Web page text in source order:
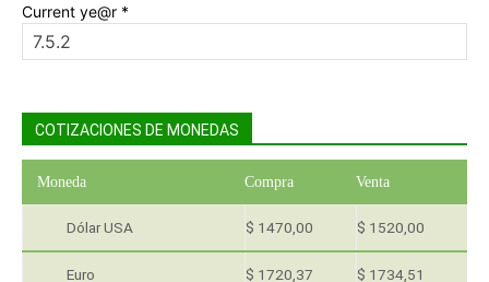
Current ye@r *
COTIZACIONES DE MONEDAS
Moneda Compra Venta
Dólar USA $ 1470,00 $ 1520,00
Euro $ 1720,37 $ 1734,51